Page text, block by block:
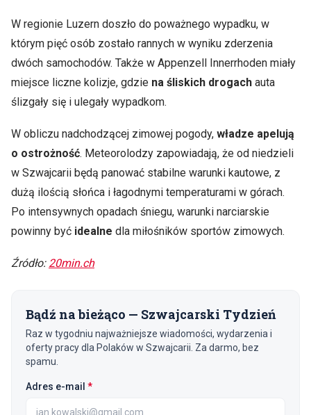
W regionie Luzern doszło do poważnego wypadku, w
którym pięć osób zostało rannych w wyniku zderzenia
dwóch samochodów. Także w Appenzell Innerrhoden miały
miejsce liczne kolizje, gdzie na śliskich drogach auta
ślizgały się i ulegały wypadkom.
W obliczu nadchodzącej zimowej pogody, władze apelują
o ostrożność. Meteorolodzy zapowiadają, że od niedzieli
w Szwajcarii będą panować stabilne warunki kautowe, z
dużą ilością słońca i łagodnymi temperaturami w górach.
Po intensywnych opadach śniegu, warunki narciarskie
powinny być idealne dla miłośników sportów zimowych.
Źródło: 20min.ch
Bądź na bieżąco — Szwajcarski Tydzień
Raz w tygodniu najważniejsze wiadomości, wydarzenia i
oferty pracy dla Polaków w Szwajcarii. Za darmo, bez
spamu.
Adres e-mail *(wymagane)